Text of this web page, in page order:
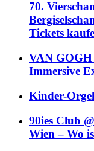
70.
Tickets
VAN GOGH
Immersive
Kinder-
90ies Club
Wien – Wo